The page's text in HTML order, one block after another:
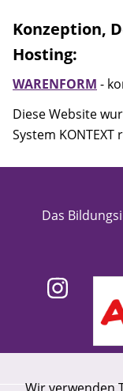
Konzeption,
Hosting:
WARENFORM -
Diese Website
System KONTEXT
Das